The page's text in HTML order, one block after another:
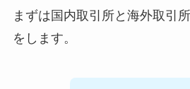
まずは国内取引所と海外取引
をします。